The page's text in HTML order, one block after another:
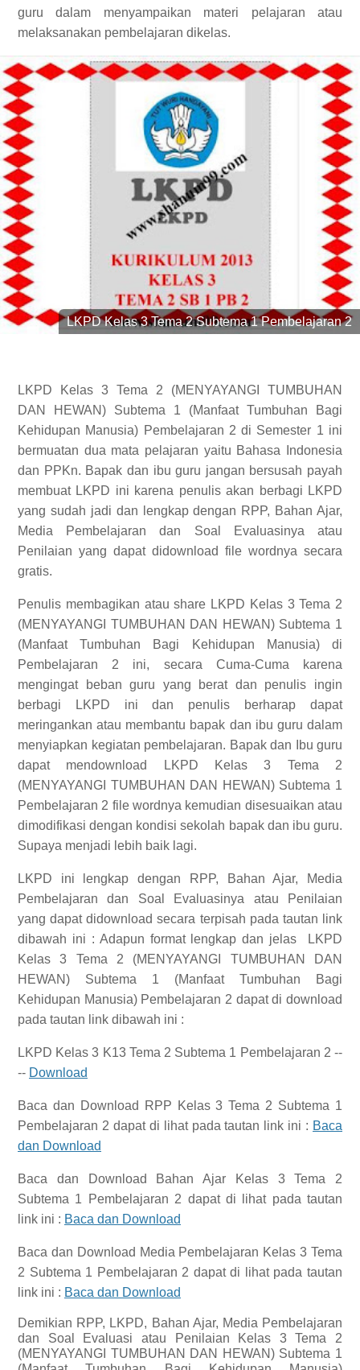
guru dalam menyampaikan materi pelajaran atau
melaksanakan pembelajaran dikelas.
LKPD Kelas 3 Tema 2 Subtema 1 Pembelajaran 2
LKPD Kelas 3 Tema 2 (MENYAYANGI TUMBUHAN
DAN HEWAN) Subtema 1 (Manfaat Tumbuhan Bagi
Kehidupan Manusia) Pembelajaran 2 di Semester 1 ini
bermuatan dua mata pelajaran yaitu Bahasa Indonesia
dan PPKn. Bapak dan ibu guru jangan bersusah payah
membuat LKPD ini karena penulis akan berbagi LKPD
yang sudah jadi dan lengkap dengan RPP, Bahan Ajar,
Media Pembelajaran dan Soal Evaluasinya atau
Penilaian yang dapat didownload file wordnya secara
gratis.
Penulis membagikan atau share LKPD Kelas 3 Tema 2
(MENYAYANGI TUMBUHAN DAN HEWAN) Subtema 1
(Manfaat Tumbuhan Bagi Kehidupan Manusia) di
Pembelajaran 2 ini, secara Cuma-Cuma karena
mengingat beban guru yang berat dan penulis ingin
berbagi LKPD ini dan penulis berharap dapat
meringankan atau membantu bapak dan ibu guru dalam
menyiapkan kegiatan pembelajaran. Bapak dan Ibu guru
dapat mendownload LKPD Kelas 3 Tema 2
(MENYAYANGI TUMBUHAN DAN HEWAN) Subtema 1
Pembelajaran 2 file wordnya kemudian disesuaikan atau
dimodifikasi dengan kondisi sekolah bapak dan ibu guru.
Supaya menjadi lebih baik lagi.
LKPD ini lengkap dengan RPP, Bahan Ajar, Media
Pembelajaran dan Soal Evaluasinya atau Penilaian
yang dapat didownload secara terpisah pada tautan link
dibawah ini : Adapun format lengkap dan jelas
LKPD
Kelas 3 Tema 2 (MENYAYANGI TUMBUHAN DAN
HEWAN) Subtema 1 (Manfaat Tumbuhan Bagi
Kehidupan Manusia) Pembelajaran 2 dapat di download
pada tautan link dibawah ini :
LKPD Kelas 3 K13 Tema 2 Subtema 1 Pembelajaran 2 --
-- Download
Baca dan Download
RPP Kelas 3 Tema 2 Subtema 1
Pembelajaran 2 dapat di lihat pada tautan link ini : Baca
dan Download
Baca dan Download
Bahan Ajar Kelas 3 Tema 2
Subtema 1 Pembelajaran 2 dapat di lihat pada tautan
link ini : Baca dan Download
Baca dan Download Media Pembelajaran Kelas 3 Tema
2 Subtema 1 Pembelajaran 2 dapat di lihat pada tautan
link ini : Baca dan Download
Demikian RPP, LKPD, Bahan Ajar, Media Pembelajaran
dan Soal Evaluasi atau Penilaian Kelas 3 Tema 2
(MENYAYANGI TUMBUHAN DAN HEWAN) Subtema 1